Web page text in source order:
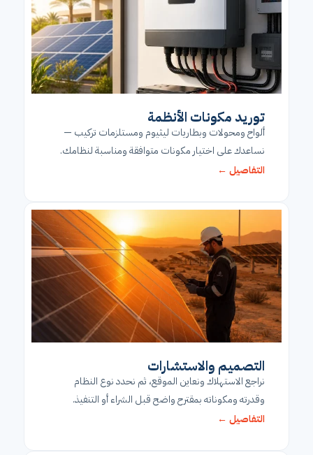
توريد مكونات الأنظمة
ألواح ومحولات وبطاريات ليثيوم ومستلزمات تركيب —
نساعدك على اختيار مكونات متوافقة ومناسبة لنظامك.
التفاصيل ←
التصميم والاستشارات
نراجع الاستهلاك ونعاين الموقع، ثم نحدد نوع النظام
وقدرته ومكوناته بمقترح واضح قبل الشراء أو التنفيذ.
التفاصيل ←